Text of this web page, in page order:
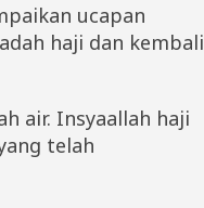
ucapan
haji dan kembali
air. Insyaallah haji
telah